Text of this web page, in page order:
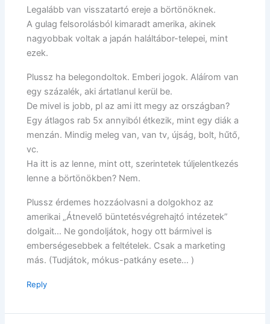
Legalább van visszatartó ereje a börtönöknek.
A gulag felsorolásból kimaradt amerika, akinek
nagyobbak voltak a japán haláltábor-telepei, mint
ezek.
Plussz ha belegondoltok. Emberi jogok. Aláírom van
egy százalék, aki ártatlanul kerül be.
De mivel is jobb, pl az ami itt megy az országban?
Egy átlagos rab 5x annyiból étkezik, mint egy diák a
menzán. Mindig meleg van, van tv, újság, bolt, hűtő,
vc.
Ha itt is az lenne, mint ott, szerintetek túljelentkezés
lenne a börtönökben? Nem.
Plussz érdemes hozzáolvasni a dolgokhoz az
amerikai „Átnevelő büntetésvégrehajtó intézetek”
dolgait… Ne gondoljátok, hogy ott bármivel is
emberségesebbek a feltételek. Csak a marketing
más. (Tudjátok, mókus-patkány esete… )
Reply